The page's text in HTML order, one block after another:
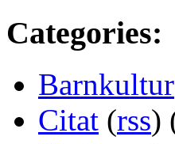
Categories:
Barnkultur
Citat (rss)